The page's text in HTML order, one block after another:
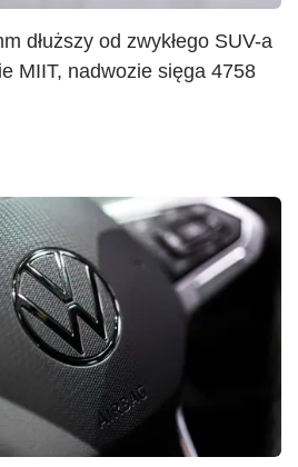
dłuższy od zwykłego SUV-a
MIIT, nadwozie sięga 4758